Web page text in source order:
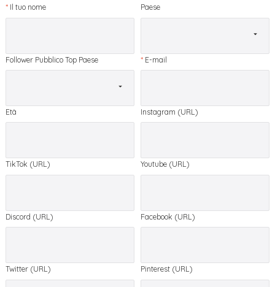
* Il tuo nome Paese
Follower Pubblico Top Paese * E-mail
Età Instagram (URL)
TikTok (URL) Youtube (URL)
Discord (URL) Facebook (URL)
Twitter (URL) Pinterest (URL)